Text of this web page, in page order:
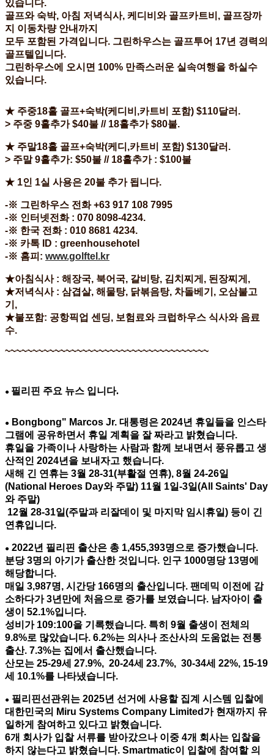
있습니다.
골프와 숙박, 아침 저녁식사, 케디비와 골프카트비, 골프장까
지 이동차량 안내까지
모두 포함된 가격입니다. 그린하우스는 골프투어 17년 경력의
골프텔입니다.
그린하우스에 오시면 100% 만족스러운 실속여행을 하실수
있습니다.
★ 주중18홀 골프+숙박(케디비,카트비 포함) $110달러.
> 주중 9홀추가 $40불 // 18홀추가 $80불.
★ 주말18홀 골프+숙박(케디,카트비 포함) $130달러.
> 주말 9홀추가: $50불 // 18홀추가 : $100불
★ 1인 1실 사용은 20불 추가 됩니다.
-※ 그린하우스 전화 +63 917 108 7995
-※ 인터넷전화 : 070 8098-4234.
-※ 한국 전화 : 010 8681 4234.
-※ 카톡 ID : greenhousehotel
-※ 홈피: www.golftel.kr
★아침식사 : 해장국, 북어국, 갈비탕, 김치찌게, 된장찌게,
★저녁식사 : 삼겹살, 해물탕, 닭볶음탕, 차돌베기, 오삼불고
기,
★불포함: 공항픽업 센딩, 보험료와 크럽하우스 식사와 음료
수.
~~~~~~~~~~~~~~~~~~~~~~~~~~~~~~~~~~~~~
● 필리핀 주요 뉴스 입니다.
● Bongbong" Marcos Jr. 대통령은 2024년 휴일들을 인스타
그램에 공유하면서 휴일 계획을 잘 짜라고 밝혔습니다.
휴일을 가족이나 사랑하는 사람과 함께 보내면서 풍유롭고 생
산적인 2024년을 보내자고 했습니다.
새해 긴 연휴는 3월 28-31(부활절 연휴), 8월 24-26일
(National Heroes Day와 주말) 11월 1일-3일(All Saints' Day
와 주말)
12월 28-31일(주말과 리잘데이 및 마지막 임시휴일) 등이 긴
연휴입니다.
● 2022년 필리핀 출산은 총 1,455,393명으로 증가했습니다.
분당 3명의 아기가 출산한 것입니다. 인구 1000명당 13명에
해당합니다.
매일 3,987명, 시간당 166명의 출산입니다. 팬데믹 이전에 감
소하다가 3년만에 처음으로 증가를 보였습니다. 남자아이 출
생이 52.1%입니다.
성비가 109:100을 기록했습니다. 특히 9월 출생이 전체의
9.8%로 많았습니다. 6.2%는 의사나 조산사의 도움없는 전통
출산. 7.3%는 집에서 출산했습니다.
산모는 25-29세 27.9%, 20-24세 23.7%, 30-34세 22%, 15-19
세 10.1%를 나타냈습니다.
● 필리핀선관위는 2025년 선거에 사용할 집계 시스템 입찰에
대한민국의 Miru Systems Company Limited가 현재까지 유
일하게 참여하고 있다고 밝혔습니다.
6개 회사가 입찰 서류를 받아갔으나 이중 4개 회사는 입찰을
하지 않는다고 밝혔습니다. Smartmatic이 입찰에 참여할 의